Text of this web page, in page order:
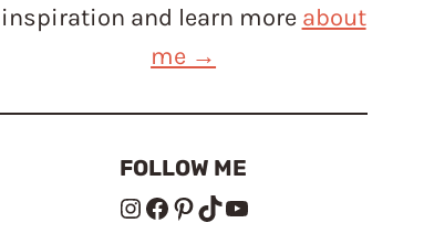
inspiration and learn more about
me →
FOLLOW ME
Instagram
Facebook
Pinterest
TikTok
YouTube